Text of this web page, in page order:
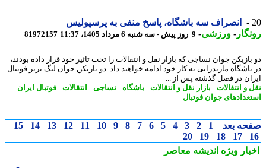
انصراف سه باشگاه، پاسخ منفی به پرسپولیس
-ورزشی-9 روز پیش - سه شنبه 6 مرداد 1405، 11:37 81972157
جوان نساجی که بازار نقل و انتقالات را تحت تاثیر خود قرار داده بودند،
مازندرانی به کار خود ادامه خواهند داد. دو بازیکن جوان لیگ برتر فوتبال
در فصل گذشته پس از ...
و انتقالات-بازار نقل و انتقالات-باشگاه-نساجی-انتقالات-فوتبال ایران -
جوان فوتبال
بعد 1
2
3
4
5
6
7
8
9
10
11
12
13
14
15
17
18
19
20
ویژهاندیشه معاصر